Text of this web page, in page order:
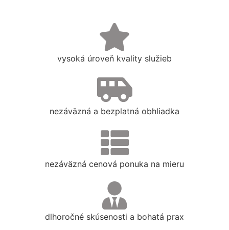
vysoká úroveň kvality služieb
nezáväzná a bezplatná obhliadka
nezáväzná cenová ponuka na mieru
dlhoročné skúsenosti a bohatá prax